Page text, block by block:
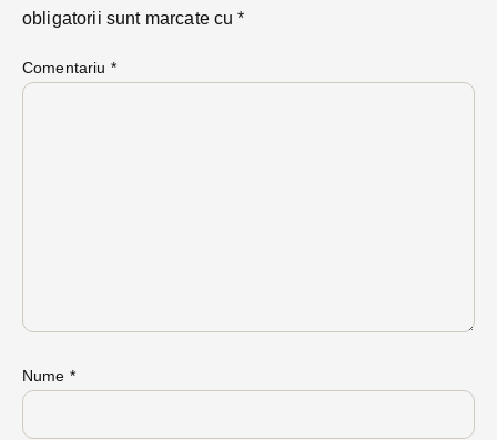
obligatorii sunt marcate cu*
Comentariu *
Nume *